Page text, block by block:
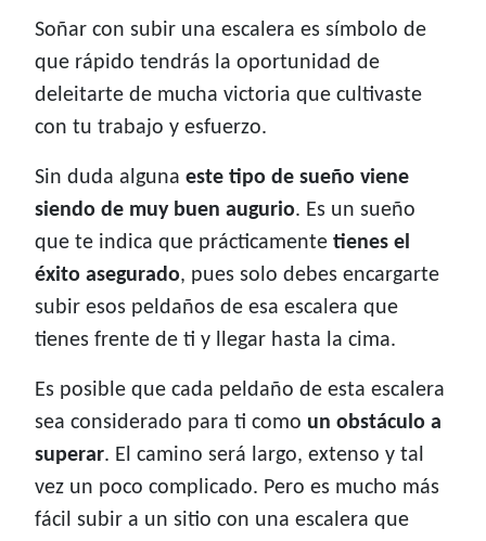
Soñar con subir una escalera es símbolo de
que rápido tendrás la oportunidad de
deleitarte de mucha victoria que cultivaste
con tu trabajo y esfuerzo.
Sin duda alguna este tipo de sueño viene
siendo de muy buen augurio. Es un sueño
que te indica que prácticamente tienes el
éxito asegurado, pues solo debes encargarte
subir esos peldaños de esa escalera que
tienes frente de ti y llegar hasta la cima.
Es posible que cada peldaño de esta escalera
sea considerado para ti como un obstáculo a
superar. El camino será largo, extenso y tal
vez un poco complicado. Pero es mucho más
fácil subir a un sitio con una escalera que